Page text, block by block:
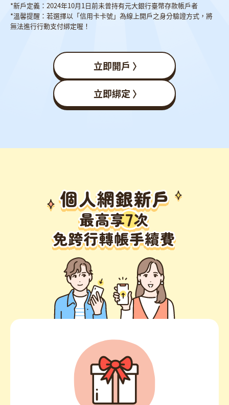
*新戶定義：2024年10月1日前未曾持有元大銀行臺幣存款帳戶者
*溫馨提醒：若選擇以「信用卡卡號」為線上開戶之身分驗證方式，將
無法進行行動支付綁定喔！
立即開戶 〉
立即綁定 〉